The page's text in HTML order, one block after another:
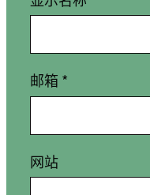
邮箱 *
网站